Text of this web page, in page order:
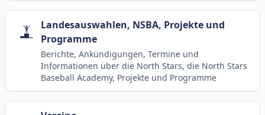
Einsätze von Schiedsrichtern und Scorern.
Termine
Veranstaltungen, Turniere, Lehrgänge und
Fortbildungen.